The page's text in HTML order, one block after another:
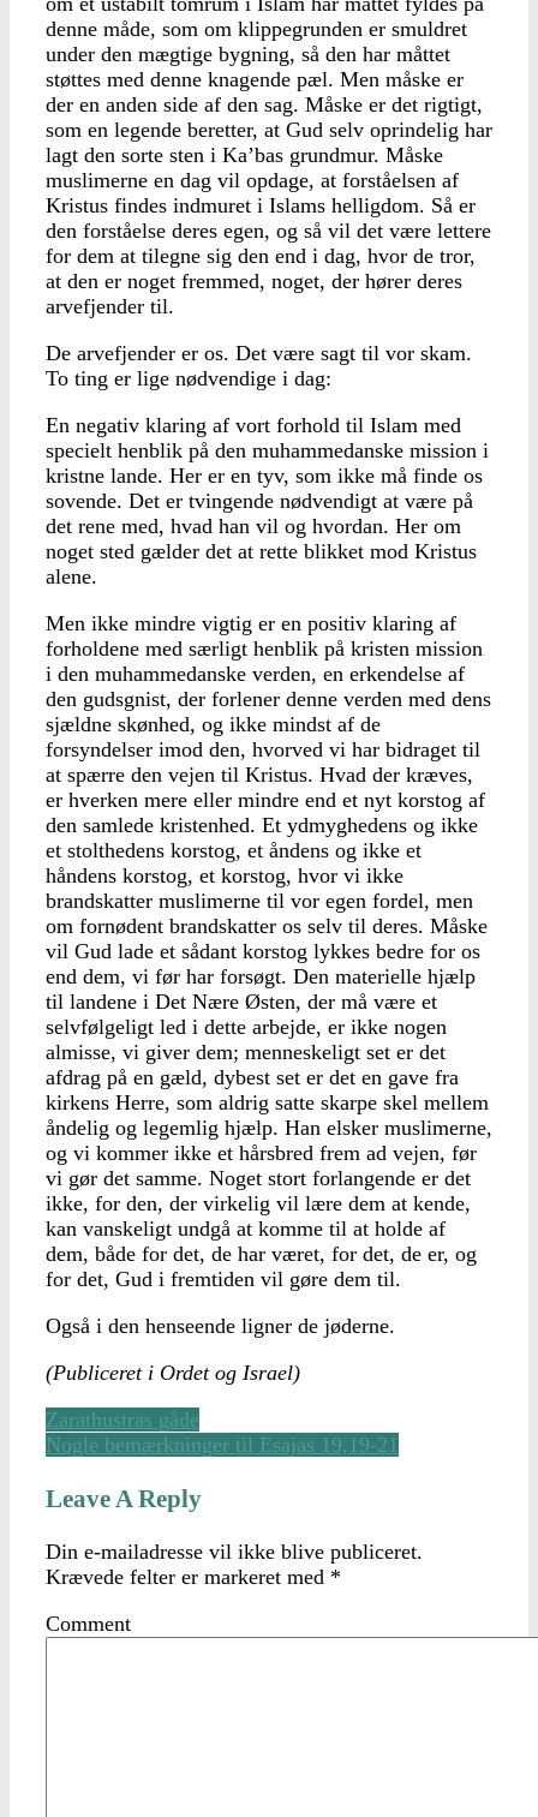
denne måde, som om klippegrunden er smuldret
under den mægtige bygning, så den har måttet
støttes med denne knagende pæl. Men måske er
der en anden side af den sag. Måske er det rigtigt,
som en legende beretter, at Gud selv oprindelig har
lagt den sorte sten i Ka’bas grundmur. Måske
muslimerne en dag vil opdage, at forståelsen af
Kristus findes indmuret i Islams helligdom. Så er
den forståelse deres egen, og så vil det være lettere
for dem at tilegne sig den end i dag, hvor de tror,
at den er noget fremmed, noget, der hører deres
arvefjender til.
De arvefjender er os. Det være sagt til vor skam.
To ting er lige nødvendige i dag:
En negativ klaring af vort forhold til Islam med
specielt henblik på den muhammedanske mission i
kristne lande. Her er en tyv, som ikke må finde os
sovende. Det er tvingende nødvendigt at være på
det rene med, hvad han vil og hvordan. Her om
noget sted gælder det at rette blikket mod Kristus
alene.
Men ikke mindre vigtig er en positiv klaring af
forholdene med særligt henblik på kristen mission
i den muhammedanske verden, en erkendelse af
den gudsgnist, der forlener denne verden med dens
sjældne skønhed, og ikke mindst af de
forsyndelser imod den, hvorved vi har bidraget til
at spærre den vejen til Kristus. Hvad der kræves,
er hverken mere eller mindre end et nyt korstog af
den samlede kristenhed. Et ydmyghedens og ikke
et stolthedens korstog, et åndens og ikke et
håndens korstog, et korstog, hvor vi ikke
brandskatter muslimerne til vor egen fordel, men
om fornødent brandskatter os selv til deres. Måske
vil Gud lade et sådant korstog lykkes bedre for os
end dem, vi før har forsøgt. Den materielle hjælp
til landene i Det Nære Østen, der må være et
selvfølgeligt led i dette arbejde, er ikke nogen
almisse, vi giver dem; menneskeligt set er det
afdrag på en gæld, dybest set er det en gave fra
kirkens Herre, som aldrig satte skarpe skel mellem
åndelig og legemlig hjælp. Han elsker muslimerne,
og vi kommer ikke et hårsbred frem ad vejen, før
vi gør det samme. Noget stort forlangende er det
ikke, for den, der virkelig vil lære dem at kende,
kan vanskeligt undgå at komme til at holde af
dem, både for det, de har været, for det, de er, og
for det, Gud i fremtiden vil gøre dem til.
Også i den henseende ligner de jøderne.
(Publiceret i Ordet og Israel)
Zarathustras gåde
Nogle bemærkninger til Esajas 19,19-21
Leave A Reply
Din e-mailadresse vil ikke blive publiceret.
Krævede felter er markeret med *
Comment